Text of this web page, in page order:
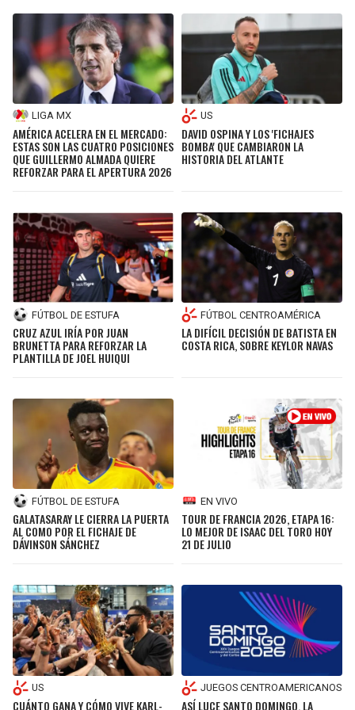
LIGA MX
AMÉRICA ACELERA EN EL MERCADO:
ESTAS SON LAS CUATRO POSICIONES
QUE GUILLERMO ALMADA QUIERE
REFORZAR PARA EL APERTURA 2026
US
DAVID OSPINA Y LOS 'FICHAJES
BOMBA' QUE CAMBIARON LA
HISTORIA DEL ATLANTE
FÚTBOL DE ESTUFA
CRUZ AZUL IRÍA POR JUAN
BRUNETTA PARA REFORZAR LA
PLANTILLA DE JOEL HUIQUI
FÚTBOL CENTROAMÉRICA
LA DIFÍCIL DECISIÓN DE BATISTA EN
COSTA RICA, SOBRE KEYLOR NAVAS
FÚTBOL DE ESTUFA
GALATASARAY LE CIERRA LA PUERTA
AL COMO POR EL FICHAJE DE
DÁVINSON SÁNCHEZ
EN VIVO
TOUR DE FRANCIA 2026, ETAPA 16:
LO MEJOR DE ISAAC DEL TORO HOY
21 DE JULIO
US
CUÁNTO GANA Y CÓMO VIVE KARL-
JUEGOS CENTROAMERICANOS
ASÍ LUCE SANTO DOMINGO, LA